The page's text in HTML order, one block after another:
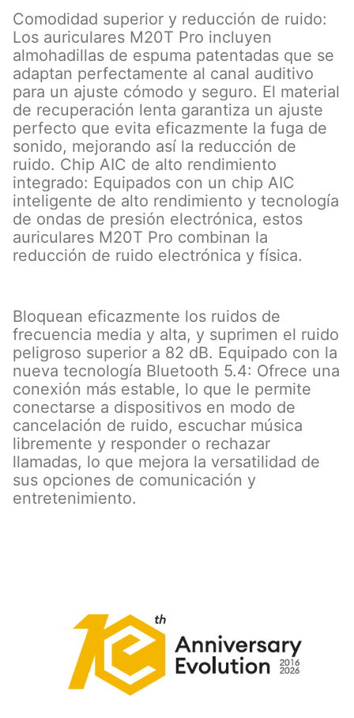
Comodidad superior y reducción de ruido:
Los auriculares M20T Pro incluyen
almohadillas de espuma patentadas que se
adaptan perfectamente al canal auditivo
para un ajuste cómodo y seguro. El material
de recuperación lenta garantiza un ajuste
perfecto que evita eficazmente la fuga de
sonido, mejorando así la reducción de
ruido. Chip AIC de alto rendimiento
integrado: Equipados con un chip AIC
inteligente de alto rendimiento y tecnología
de ondas de presión electrónica, estos
auriculares M20T Pro combinan la
reducción de ruido electrónica y física.
Bloquean eficazmente los ruidos de
frecuencia media y alta, y suprimen el ruido
peligroso superior a 82 dB. Equipado con la
nueva tecnología Bluetooth 5.4: Ofrece una
conexión más estable, lo que le permite
conectarse a dispositivos en modo de
cancelación de ruido, escuchar música
libremente y responder o rechazar
llamadas, lo que mejora la versatilidad de
sus opciones de comunicación y
entretenimiento.